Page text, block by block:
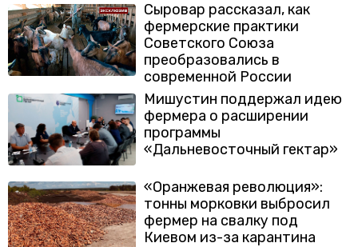
Сыровар рассказал, как
фермерские практики
Советского Союза
преобразовались в
современной России
Мишустин поддержал идею
фермера о расширении
программы
«Дальневосточный гектар»
«Оранжевая революция»:
тонны морковки выбросил
фермер на свалку под
Киевом из-за карантина